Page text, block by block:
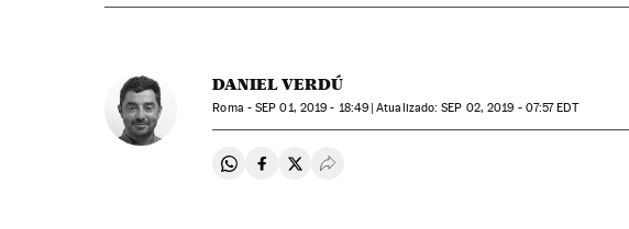
DANIEL VERDÚ
Roma -SEP 01, 2019 - 18:49 atualizado: SEP 02, 2019 - 07:57EDT
Compartir en Whatsapp
Compartir en Facebook
Compartir en Twitter
Desplegar Redes Sociales